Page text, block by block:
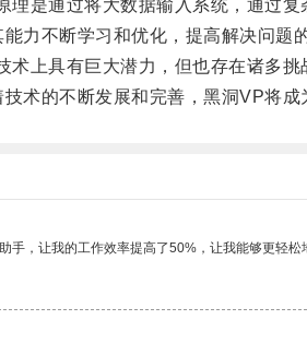
是通过将大数据输入系统，通过复
不断学习和优化，提高解决问题的
上具有巨大潜力，但也存在诸多挑
的不断发展和完善，黑洞VP将成
手，让我的工作效率提高了50%，让我能够更轻松